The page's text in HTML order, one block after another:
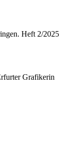
Heft 2/2025
Grafikerin